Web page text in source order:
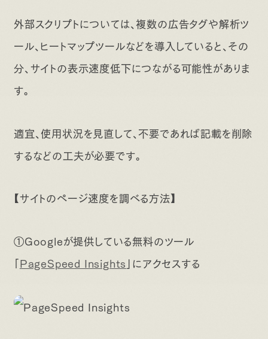
外部スクリプトについては、複数の広告タグや解析ツ
ール、ヒートマップツールなどを導入していると、その
分、サイトの表示速度低下につながる可能性がありま
す。
適宜、使用状況を見直して、不要であれば記載を削除
するなどの工夫が必要です。
【サイトのページ速度を調べる方法】
①Googleが提供している無料のツール
「PageSpeed Insights 」にアクセスする